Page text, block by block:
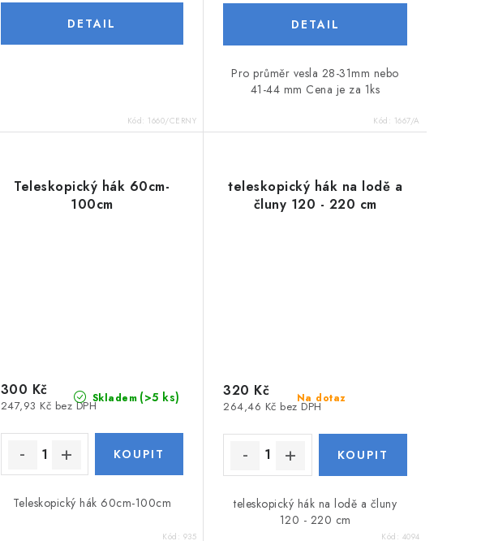
Kód: 1660/CERNY
Pro průměr vesla 28-31mm nebo
41-44 mm Cena je za 1ks
Kód: 1667/A
Teleskopický hák 60cm-
100cm
Skladem (>5 ks)
247,93 Kč bez DPH
300 Kč
Teleskopický hák 60cm-100cm
Kód: 935
teleskopický hák na lodě a
čluny 120 - 220 cm
Na dotaz
264,46 Kč bez DPH
320 Kč
teleskopický hák na lodě a čluny
120 - 220 cm
Kód: 4094